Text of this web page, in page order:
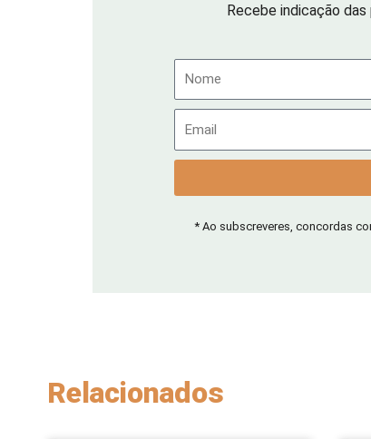
Recebe indicação
Nome
Email
* Ao subscreveres, concordas
Relacionados